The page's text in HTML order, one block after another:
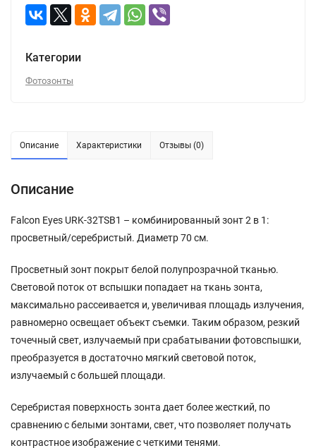
Категории
Фотозонты
Описание Характеристики Отзывы (0)
Описание
Falcon Eyes URK-32TSB1 – комбинированный зонт 2 в 1:
просветный/серебристый. Диаметр 70 см.
Просветный зонт покрыт белой полупрозрачной тканью.
Световой поток от вспышки попадает на ткань зонта,
максимально рассеивается и, увеличивая площадь излучения,
равномерно освещает объект съемки. Таким образом, резкий
точечный свет, излучаемый при срабатывании фотовспышки,
преобразуется в достаточно мягкий световой поток,
излучаемый с большей площади.
Серебристая поверхность зонта дает более жесткий, по
сравнению с белыми зонтами, свет, что позволяет получать
контрастное изображение с четкими тенями.